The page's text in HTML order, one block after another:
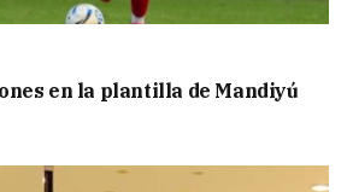
en la plantilla de Mandiyú